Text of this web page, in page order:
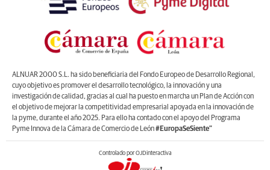
ALNUAR 2000 S.L. ha sido beneficiaria del Fondo Europeo de Desarrollo Regional,
cuyo objetivo es promover el desarrollo tecnológico, la innovación y una
investigación de calidad, gracias al cual ha puesto en marcha un Plan de Acción con
el objetivo de mejorar la competitividad empresarial apoyada en la innovación de
la pyme, durante el año 2025. Para ello ha contado con el apoyo del Programa
Pyme Innova de la Cámara de Comercio de León#EuropaSeSiente”
Controlado por OJDinteractiva